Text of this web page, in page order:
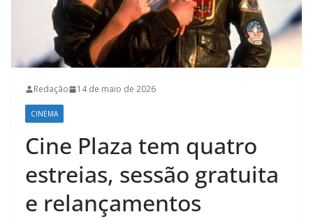
Redação 14 de maio de 2026
CINEMA
Cine Plaza tem quatro
estreias, sessão gratuita
e relançamentos